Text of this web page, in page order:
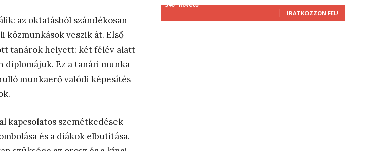
az oktatásból szándékosan
veszik át. Első
tanárok helyett: két félév alatt
diplomájuk. Ez a tanári munka
munkaerő valódi képesítés
kapcsolatos szemétkedések
és a diákok elbutítása.
340 Követő
IRATKOZZON FEL!